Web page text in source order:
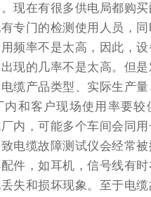
现在有很多供电局都购
专门的检测使用人员，
频率不是太高，因此，
现的几率不是太高。但是
缆产品类型、实际生产
内和客户现场使用率要较
内，可能多个车间会同
电缆故障测试仪会经常被
件，如耳机，信号线有
失和损坏现象。至于电